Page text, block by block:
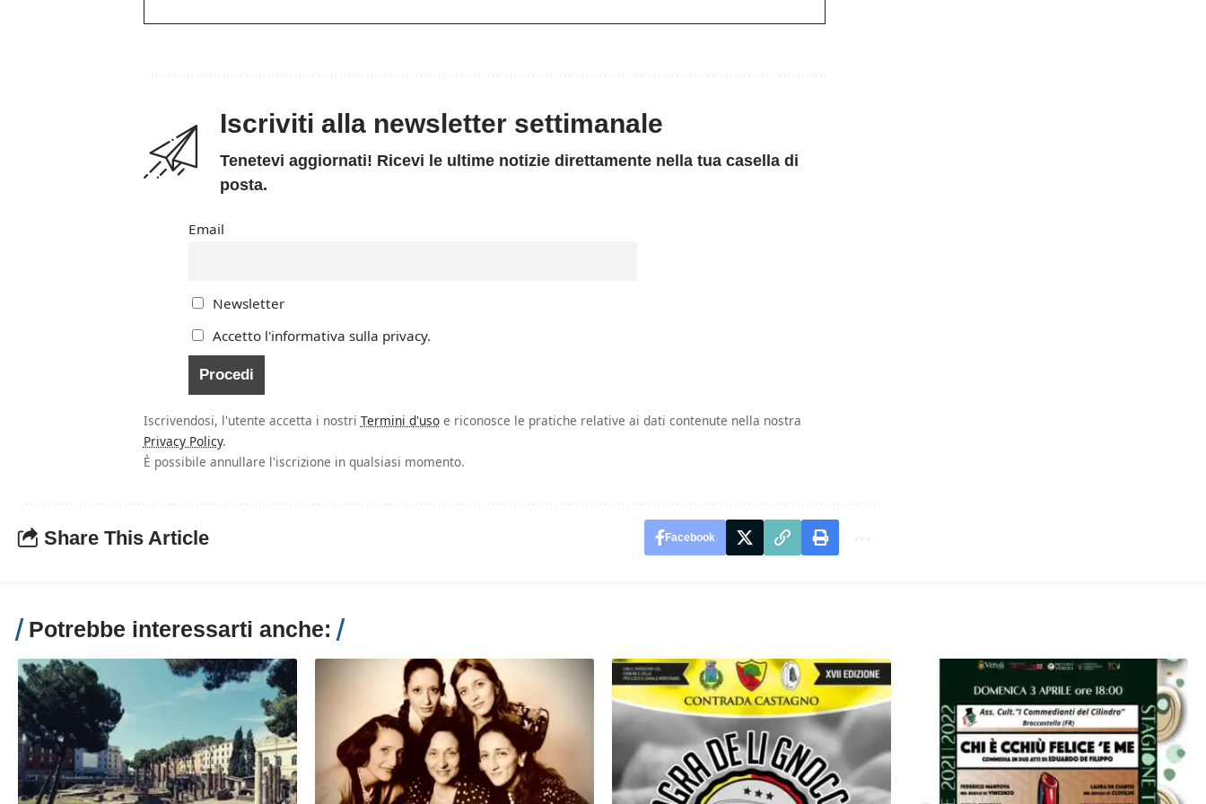
Iscriviti alla newsletter settimanale
Tenetevi aggiornati! Ricevi le ultime notizie direttamente nella tua casella di
posta.
Email
Newsletter
Accetto l'informativa sulla privacy.
Iscrivendosi, l'utente accetta i nostri Termini d'usoe riconosce le pratiche relative ai dati contenute nella nostra
Privacy Policy.
È possibile annullare l'iscrizione in qualsiasi momento.
Share This Article Facebook
Potrebbe interessarti anche: